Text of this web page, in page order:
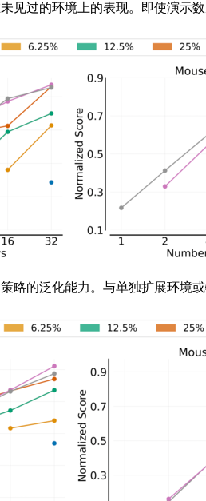
过的环境上的表现。即使演示数
的泛化能力。与单独扩展环境或